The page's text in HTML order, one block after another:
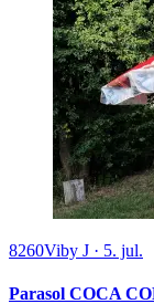
8260Viby J · 5. jul.
Parasol COCA